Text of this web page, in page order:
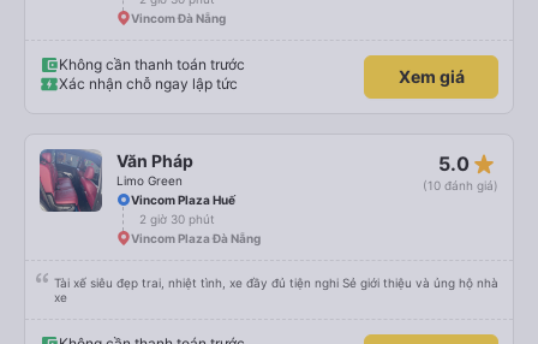
Vincom Đà Nẵng
Không cần thanh toán trước
Xác nhận chỗ ngay lập tức
Xem giá
Văn Pháp
Limo Green
5.0 star_rate
(10 đánh giá)
Vincom Plaza Huế
2 giờ 30 phút
Vincom Plaza Đà Nẵng
Tài xế siêu đẹp trai, nhiệt tình, xe đầy đủ tiện nghi Sẻ giới thiệu và ủng hộ nhà
xe